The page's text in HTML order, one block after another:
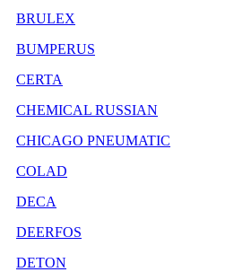
BRULEX
BUMPERUS
CERTA
CHEMICAL RUSSIAN
CHICAGO PNEUMATIC
COLAD
DECA
DEERFOS
DETON